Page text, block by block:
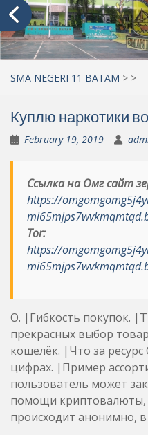
SMA NEGERI 11 BATAM > >
Куплю наркотики
February 19, 2019
Ссылка на Омг сайт
https://
Tor:
https://
О. |Гибкость покупок.
прекрасных выбор
кошелёк. |Что за
цифрах. |Пример
пользователь может
помощи криптовалюты,
происходит анонимно, в